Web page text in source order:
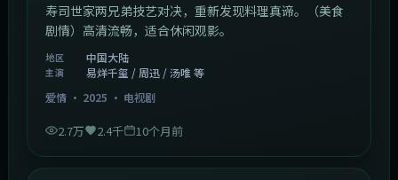
寿司世家两兄弟技艺对决，重新发现料理真谛。（美食
剧情）高清流畅，适合休闲观影。
地区 中国大陆
主演
易烊千玺 / 周迅 / 汤唯 等
爱情· 2025 · 电视剧
2.7万 2.4千 10个月前